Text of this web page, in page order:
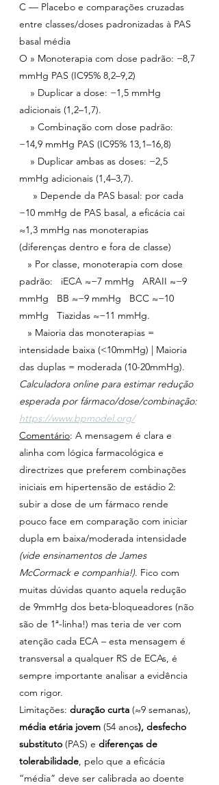
C — Placebo e comparações cruzadas
entre classes/doses padronizadas à PAS
basal média
O » Monoterapia com dose padrão: −8,7
mmHg PAS (IC95% 8,2–9,2)
» Duplicar a dose: −1,5 mmHg
adicionais (1,2–1,7).
» Combinação com dose padrão:
−14,9 mmHg PAS (IC95% 13,1–16,8)
» Duplicar ambas as doses: −2,5
mmHg adicionais (1,4–3,7).
−10 mmHg de PAS basal, a eficácia cai
≈1,3 mmHg nas monoterapias
(diferenças dentro e fora de classe)
» Por classe, monoterapia com dose
padrão:   iECA ≈−7 mmHg   ARAII ≈−9
mmHg   BB ≈−9 mmHg   BCC ≈−10
mmHg   Tiazidas ≈−11 mmHg.
» Maioria das monoterapias =
intensidade baixa (<10mmHg) | Maioria
das duplas = moderada (10-20mmHg).
Calculadora online para estimar redução
esperada por fármaco/dose/combinação:
https://www.bpmodel.org/
Comentário: A mensagem é clara e
alinha com lógica farmacológica e
directrizes que preferem combinações
iniciais em hipertensão de estádio 2:
subir a dose de um fármaco rende
pouco face em comparação com iniciar
dupla em baixa/moderada intensidade
(vide ensinamentos de James
McCormack e companhia!). Fico com
muitas dúvidas quanto aquela redução
de 9mmHg dos beta-bloqueadores (não
são de 1ª-linha!) mas teria de ver com
atenção cada ECA – esta mensagem é
transversal a qualquer RS de ECAs, é
sempre importante analisar a evidência
com rigor.
Limitações: duração curta (≈9 semanas),
média etária jovem (54 anos), desfecho
substituto (PAS) e diferenças de
tolerabilidade , pelo que a eficácia
“média” deve ser calibrada ao doente